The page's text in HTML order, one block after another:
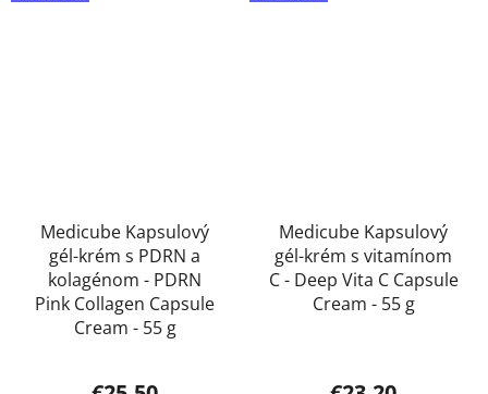
Medicube Kapsulový
gél-krém s PDRN a
kolagénom - PDRN
Pink Collagen Capsule
Cream - 55 g
Medicube Kapsulový
gél-krém s vitamínom
C - Deep Vita C Capsule
Cream - 55 g